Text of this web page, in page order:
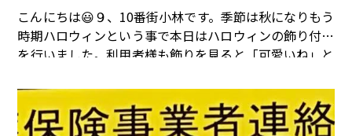
こんにちは😃９、10番街小林です。季節は秋になりもう
時期ハロウィンという事で本日はハロウィンの飾り付け
を行いました。利用者様も飾りを見ると「可愛いね」と